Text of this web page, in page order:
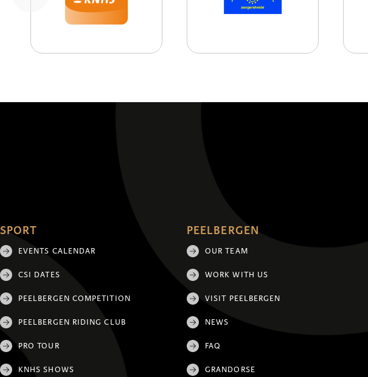
SPORT
EVENTS CALENDAR
CSI DATES
PEELBERGEN COMPETITION
PEELBERGEN RIDING CLUB
PRO TOUR
KNHS SHOWS
PEELBERGEN
OUR TEAM
WORK WITH US
VISIT PEELBERGEN
NEWS
FAQ
GRANDORSE